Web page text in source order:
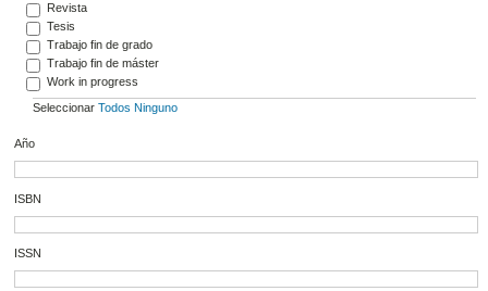
Revista
Tesis
Trabajo fin de grado
Trabajo fin de máster
Work in progress
Seleccionar Todos Ninguno
Año
ISBN
ISSN